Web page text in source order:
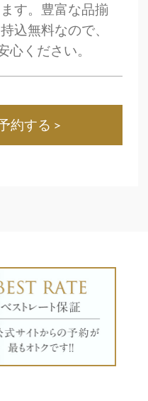
す。豊富な品揃
込無料なので、
心ください。
約する